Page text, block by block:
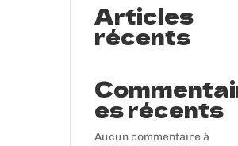
Articles
récents
es récents
Aucun commentaire à